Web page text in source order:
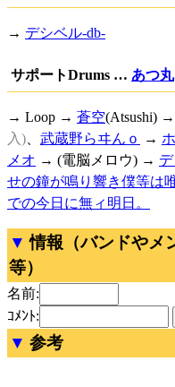
→ デシベル-db-
サポートDrums … あつ丸
→ Loop → 蒼空(Atsushi) →
入)
武蔵野らヰんｏ →
メオ → (電脳メロウ) →
せの鐘が鳴り響き僕等は
での今日に無ィ明日。
情報（バンドやメ
等）
名前:
ｺﾒﾝﾄ:
参考